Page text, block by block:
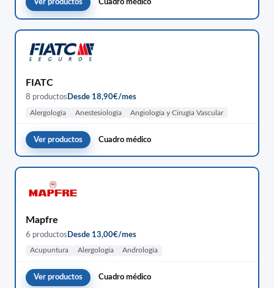
FIATC
8 productos Desde 18,90€/mes
Alergología Anestesiología Angiología y Cirugía Vascular
Ver productos Cuadro médico
Mapfre
6 productos Desde 13,00€/mes
Acupuntura Alergología Andrología
Ver productos Cuadro médico